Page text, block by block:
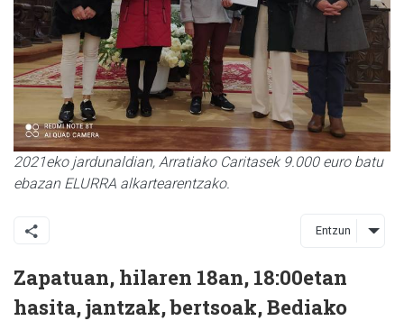
2021eko jardunaldian, Arratiako Caritasek 9.000 euro batu
ebazan ELURRA alkartearentzako.
Entzun
Zapatuan, hilaren 18an, 18:00etan
hasita, jantzak, bertsoak, Bediako